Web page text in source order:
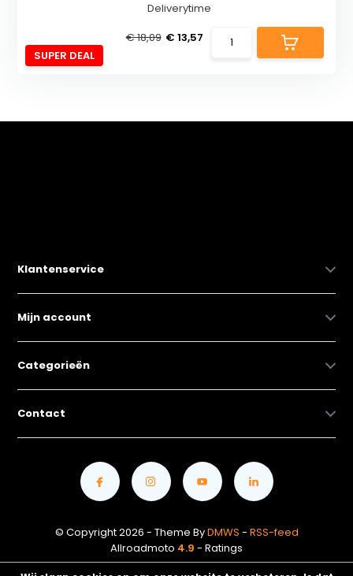
SUPER DEAL
Deliverytime
€ 18,09 € 13,57
Klantenservice
Mijn account
Categorieën
Contact
© Copyright 2026 - Theme ByDMWS - RSS-feed
Allroadmoto 4.9 - Ratings